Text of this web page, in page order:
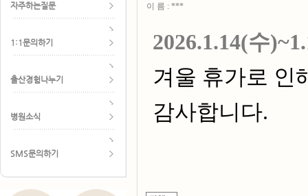
자주하는질문
1:1문의하기
출산경험나누기
병원소식
SMS문의하기
이 름 : ***
2026.1.14(수
겨울 휴가로 인
감사합니다.